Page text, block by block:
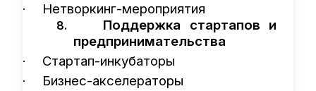
· Нетворкинг-мероприятия
8.
Поддержка стартапов и
предпринимательства
· Стартап-инкубаторы
· Бизнес-акселераторы